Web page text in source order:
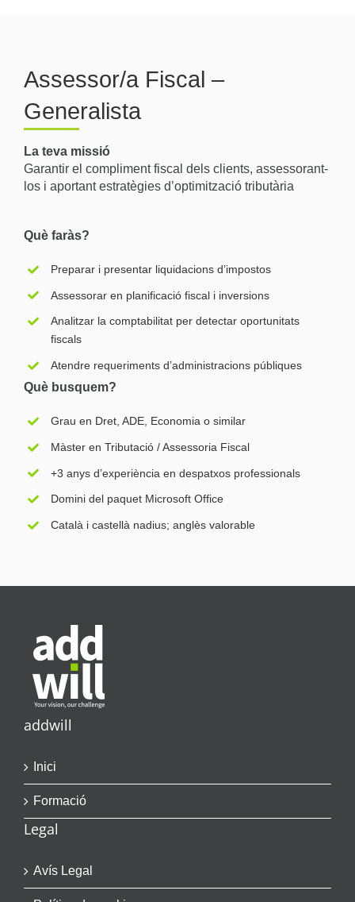
Assessor/a Fiscal –
Generalista
La teva missió
Garantir el compliment fiscal dels clients, assessorant-
los i aportant estratègies d’optimització tributària
Què faràs?
Preparar i presentar liquidacions d’impostos
Assessorar en planificació fiscal i inversions
Analitzar la comptabilitat per detectar oportunitats
fiscals
Atendre requeriments d’administracions públiques
Què busquem?
Grau en Dret, ADE, Economia o similar
Màster en Tributació / Assessoria Fiscal
+3 anys d’experiència en despatxos professionals
Domini del paquet Microsoft Office
Català i castellà nadius; anglès valorable
addwill
Inici
Formació
Legal
Avís Legal